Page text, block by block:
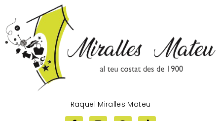
Raquel Miralles Mateu